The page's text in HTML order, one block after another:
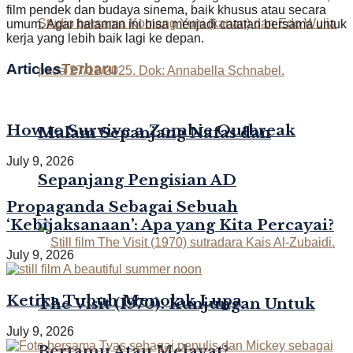
Malam Sepanjang Nafas dan
Sepanjang Pengisian AD
The Visit (1970): Kunjungan Untuk
film pendek dan budaya sinema, baik khusus atau secara
umum. Agar halaman ini bisa menjadi catatan bersama untuk
kerja yang lebih baik lagi ke depan.
ArticlesTerbaru
How to Survive a Zombie Outbreak
July 9, 2026
Propaganda Sebagai Sebuah
‘Kebijaksanaan’: Apa yang Kita Percayai?
July 9, 2026
Ketika Tubuh Menolak Lupa
July 9, 2026